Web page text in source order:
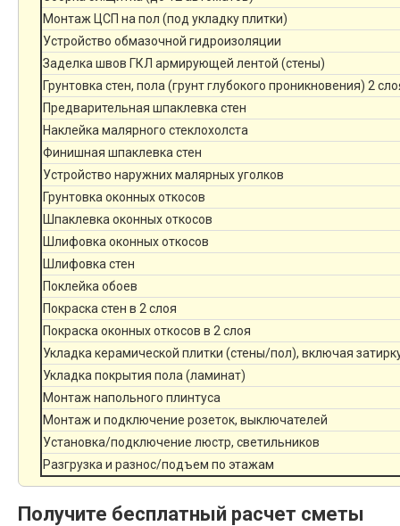
Монтаж ЦСП на пол (под укладку плитки)
Устройство обмазочной гидроизоляции
Заделка швов ГКЛ армирующей лентой (стены)
Грунтовка стен, пола (грунт глубокого проникновения) 2
Предварительная шпаклевка стен
Наклейка малярного стеклохолста
Финишная шпаклевка стен
Устройство наружних малярных уголков
Грунтовка оконных откосов
Шпаклевка оконных откосов
Шлифовка оконных откосов
Шлифовка стен
Поклейка обоев
Покраска стен в 2 слоя
Покраска оконных откосов в 2 слоя
Укладка керамической плитки (стены/пол), включая
Укладка покрытия пола (ламинат)
Монтаж напольного плинтуса
Монтаж и подключение розеток, выключателей
Установка/подключение люстр, светильников
Разгрузка и разнос/подъем по этажам
Получите бесплатный расчет сметы